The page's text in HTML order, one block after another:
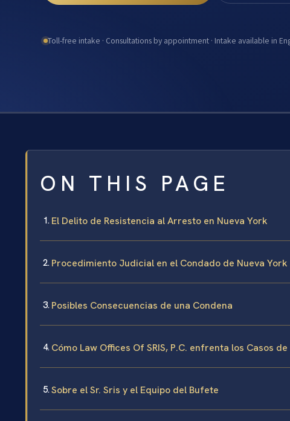
Toll-free intake · Consultations by appointment · Intake available in
ON THIS PAGE
El Delito de Resistencia al Arresto en Nueva York
Procedimiento Judicial en el Condado de Nueva
Posibles Consecuencias de una Condena
Cómo Law Offices Of SRIS, P.C. enfrenta los Casos
Sobre el Sr. Sris y el Equipo del Bufete